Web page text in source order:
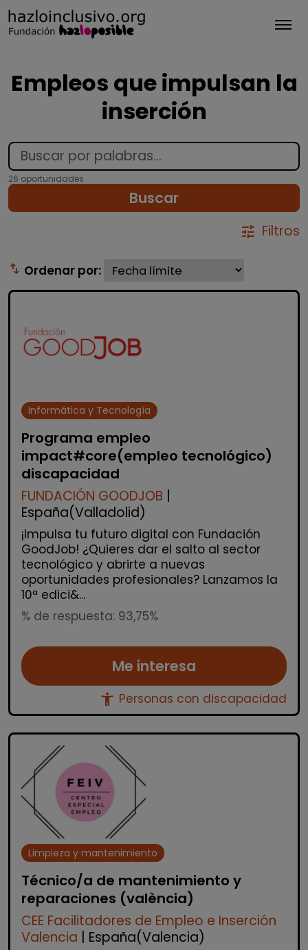
Empleos que impulsan la
inserción
26 oportunidades
Buscar
tune Filtros
swap_vert Ordenar por:
Informática y Tecnología
Programa empleo
impact#core(empleo tecnológico)
discapacidad
FUNDACIÓN GOODJOB
España(Valladolid)
¡Impulsa tu futuro digital con Fundación
GoodJob! ¿Quieres dar el salto al sector
tecnológico y abrirte a nuevas
oportunidades profesionales? Lanzamos la
10ª edici&...
% de respuesta: 93,75%
Me interesa
accessibility_new Personas con discapacidad
Limpieza y mantenimiento
Técnico/a de mantenimiento y
reparaciones (valència)
CEE Facilitadores de Empleo e Inserción
Valencia | España(Valencia)